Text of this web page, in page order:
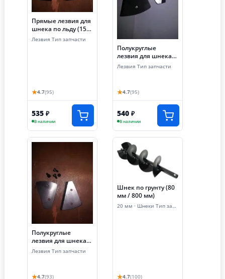
Прямые лезвия для
шнека по льду (150
мм)
Лезвия Тип запчасти
★4.7(95)
535 ₽
В наличии
Полукруглые
лезвия для шнека
по льду (200 мм)
Лезвия Тип запчасти
★4.7(95)
540 ₽
В наличии
Полукруглые
лезвия для шнека
по льду (150 мм)
Лезвия Тип запчасти
★4.7(93)
Шнек по грунту (80
мм / 800 мм)
20 мм · Шнеки Тип запчасти
★4.7(100)